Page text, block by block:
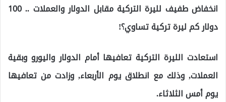
انخفاض طفيف لليرة التركية مقابل الدولار والعملات .. 100
دولار كم ليرة تركية تساوي؟!
استعادت الليرة التركية تعافيها أمام الدولار واليورو وبقية
العملات, وذلك مع انطلاق يوم الأربعاء, وزادت من تعافيها
يوم أمس الثلاثاء.